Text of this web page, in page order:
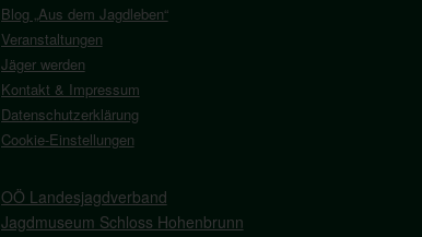
Blog „Aus dem Jagdleben“
Veranstaltungen
Jäger werden
Kontakt & Impressum
Datenschutzerklärung
Cookie-Einstellungen
OÖ Landesjagdverband
Jagdmuseum Schloss Hohenbrunn